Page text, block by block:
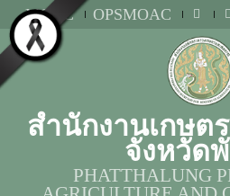
MOAC OPSMOAC
สำนักงานเกษ
จังหวัด
PHATTHALUNG